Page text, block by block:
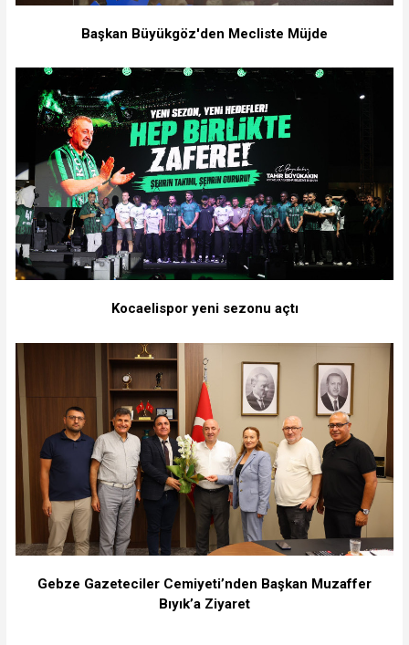
Başkan Büyükgöz'den Mecliste Müjde
Kocaelispor yeni sezonu açtı
Gebze Gazeteciler Cemiyeti’nden Başkan Muzaffer
Bıyık’a Ziyaret